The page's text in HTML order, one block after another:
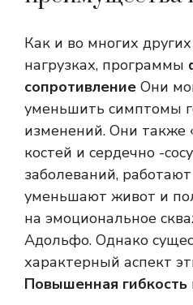
Как и во многих
нагрузках, программы
сопротивление Они
уменьшить симптомы
изменений. Они также
костей и сердечно -
заболеваний,
уменьшают живот и
на эмоциональное
Адольфо. Однако
характерный аспект
Повышенная гибкость